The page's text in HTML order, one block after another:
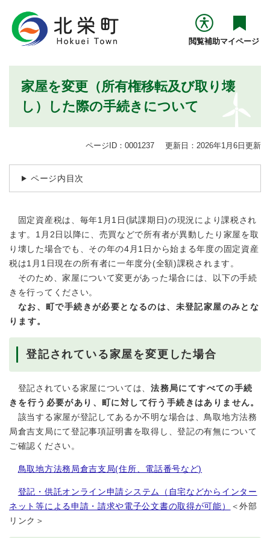
閲覧補助マイページ
家屋を変更（所有権移転及び取り壊
し）した際の手続きについて
ページID：0001237 更新日：2026年1月6日更新
ページ内目次
固定資産税は、毎年1月1日(賦課期日)の現況により課税され
ます。1月2日以降に、売買などで所有者が異動したり家屋を取
り壊した場合でも、その年の4月1日から始まる年度の固定資産
税は1月1日現在の所有者に一年度分(全額)課税されます。
そのため、家屋について変更があった場合には、以下の手続
きを行ってください。
なお、町で手続きが必要となるのは、未登記家屋のみとな
ります。
登記されている家屋を変更した場合
登記されている家屋については、法務局にてすべての手続
きを行う必要があり、町に対して行う手続きはありません。
該当する家屋が登記してあるか不明な場合は、鳥取地方法務
局倉吉支局にて登記事項証明書を取得し、登記の有無について
ご確認ください。
鳥取地方法務局倉吉支局(住所、電話番号など)
登記・供託オンライン申請システム（自宅などからインター
ネット等による申請・請求や電子公文書の取得が可能）
＜外部
リンク＞